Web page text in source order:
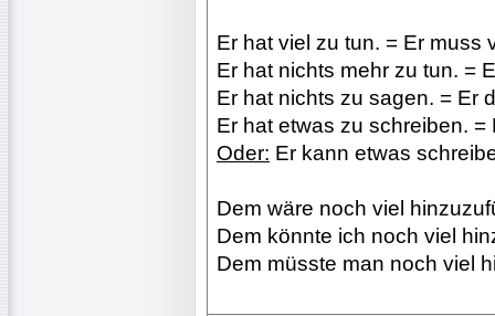
Er hat viel zu tun. = Er muss
Er hat nichts mehr zu tun. =
Er hat nichts zu sagen. = Er
Er hat etwas zu schreiben.
Oder: Er kann etwas
Dem wäre noch viel
Dem könnte ich noch viel
Dem müsste man noch viel